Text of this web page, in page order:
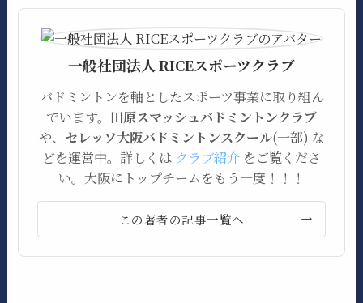
一般社団法人 RICEスポーツクラブ
バドミントンを軸としたスポーツ事業に取り組ん
でいます。 田原スマッシュバドミントンクラブ
や、 セレッソ大阪バドミントンスクール(一部) な
どを運営中。詳しくは クラブ紹介 をご覧くださ
い。大阪にトップチームをもう一度！！！
この著者の記事一覧へ